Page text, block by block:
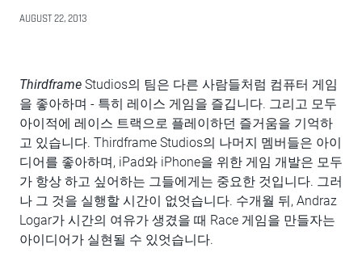
AUGUST 22, 2013
Thirdframe Studios의 팀은 다른 사람들처럼 컴퓨터 게임
을 좋아하며 - 특히 레이스 게임을 즐깁니다. 그리고 모두
아이적에 레이스 트랙으로 플레이하던 즐거움을 기억하
고 있습니다. Thirdframe Studios의 나머지 멤버들은 아이
디어를 좋아하며, iPad와 iPhone을 위한 게임 개발은 모두
가 항상 하고 싶어하는 그들에게는 중요한 것입니다. 그러
나 그 것을 실행할 시간이 없엇습니다. 수개월 뒤, Andraz
Logar가 시간의 여유가 생겼을 때 Race 게임을 만들자는
아이디어가 실현될 수 있엇습니다.